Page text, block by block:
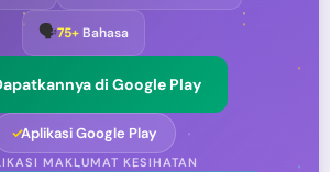
🗣️75+ Bahasa
di Google Play
✓Aplikasi Google Play
MAKLUMAT KESIHATAN